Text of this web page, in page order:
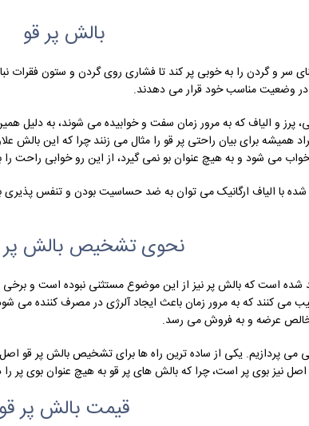
بالش پر قو
و گردن را به خوبی پر کند تا فشاری روی گردن و ستون فقرات
وضعیت مناسب خود قرار می دهدند.
پرز و الیاف که به مرور زمان سفت و خوابیده می شوند، به دلیل
برای بیان راحتی پر قو را مثال می زنند چرا که این بالش
می شود و به هیچ عنوان بو نمی گیرد، از این رو خوابی راحت
شده با الیاف ارگانیک می توان به ضد حساسیت بودن و تنفس پذیری
نحوی تشخیص بالش پر
است که بالش پر نیز از این موضوع مستثنی نبوده است و برخی
خالص عرضه و به فروش می رسد.
می پردازیم. یکی از ساده ترین راه ها برای تشخیص بالش پر قو
بوی پر است، چرا که بالش های پر قو به هیچ عنوان بوی پر را
قیمت بالش پر قو